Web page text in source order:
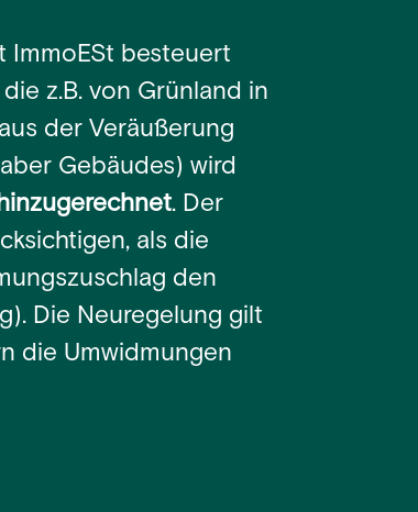
ImmoESt besteuert
z.B. von Grünland in
der Veräußerung
Gebäudes) wird
. Der
als die
den
Die Neuregelung gilt
die Umwidmungen